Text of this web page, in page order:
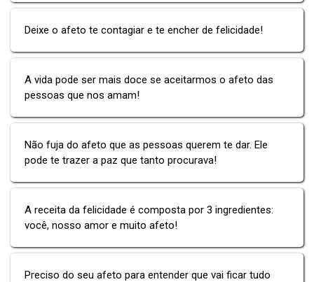
Deixe o afeto te contagiar e te encher de felicidade!
A vida pode ser mais doce se aceitarmos o afeto das
pessoas que nos amam!
Não fuja do afeto que as pessoas querem te dar. Ele
pode te trazer a paz que tanto procurava!
A receita da felicidade é composta por 3 ingredientes:
você, nosso amor e muito afeto!
Preciso do seu afeto para entender que vai ficar tudo